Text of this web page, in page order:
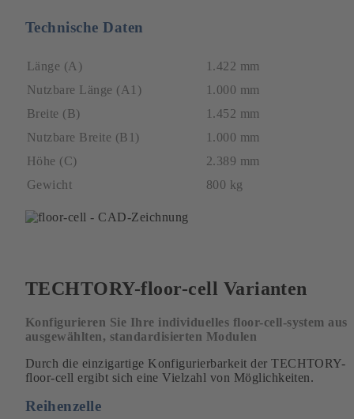
Technische Daten
Länge (A)
1.422 mm
Nutzbare Länge (A1)
1.000 mm
Breite (B)
1.452 mm
Nutzbare Breite (B1)
1.000 mm
Höhe (C)
2.389 mm
Gewicht
800 kg
TECHTORY-floor-cell Varianten
Konfigurieren Sie Ihre individuelles floor-cell-system aus
ausgewählten, standardisierten Modulen
Durch die einzigartige Konfigurierbarkeit der TECHTORY-
floor-cell ergibt sich eine Vielzahl von Möglichkeiten.
Reihenzelle